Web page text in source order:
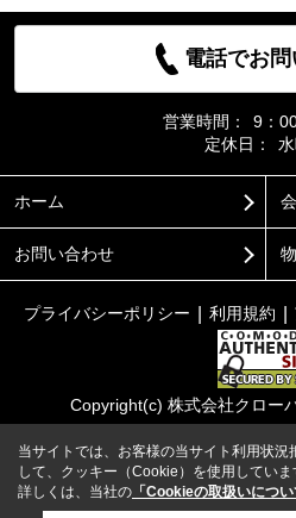
電話でお
営業時間：
9：
定休日：
ホーム
お問い合わせ
プライバシーポリシー 利用規約
Copyright(c) 株式会社クロー
当サイトでは、お客様の当サイト利用状況
して、クッキー（Cookie）を使用していま
詳しくは、当社の 「Cookieの取扱いについ